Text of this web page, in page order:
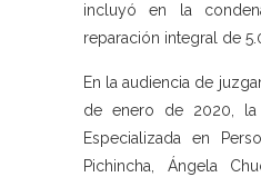
incluyó en la
reparación integral de
En la audiencia de
de enero de 2020,
Especializada en
Pichincha, Ángela